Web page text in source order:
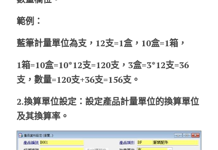
範例：
藍筆計量單位為支，12支=1盒，10盒=1箱，
1箱=10盒=10*12支=120支，3盒=3*12支=36
支，數量=120支+36支=156支。
2.換算單位設定： 設定產品計量單位的換算單位
及其換算率。